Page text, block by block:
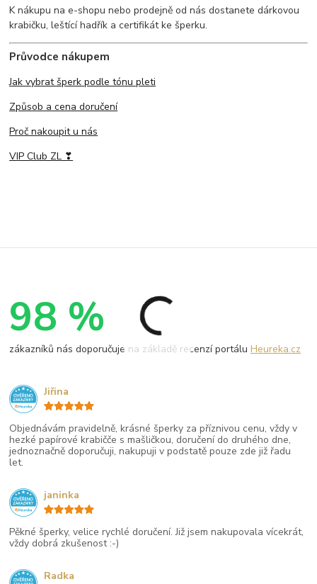
K nákupu na e-shopu nebo prodejně od nás dostanete dárkovou
krabičku, leštící hadřík a certifikát ke šperku.
Průvodce nákupem
Jak vybrat šperk podle tónu pleti
Způsob a cena doručení
Proč nakoupit u nás
VIP Club ZL ❣
98 %
zákazníků nás doporučuje na základě recenzí portáluHeureka.cz
Objednávám pravidelně, krásné šperky za příznivou cenu, vždy v
hezké papírové krabičče s mašličkou, doručení do druhého dne,
jednoznačně doporučuji, nakupuji v podstatě pouze zde již řadu
let.
Jiřina
Pěkné šperky, velice rychlé doručení. Již jsem nakupovala vícekrát,
vždy dobrá zkušenost :-)
janinka
Radka